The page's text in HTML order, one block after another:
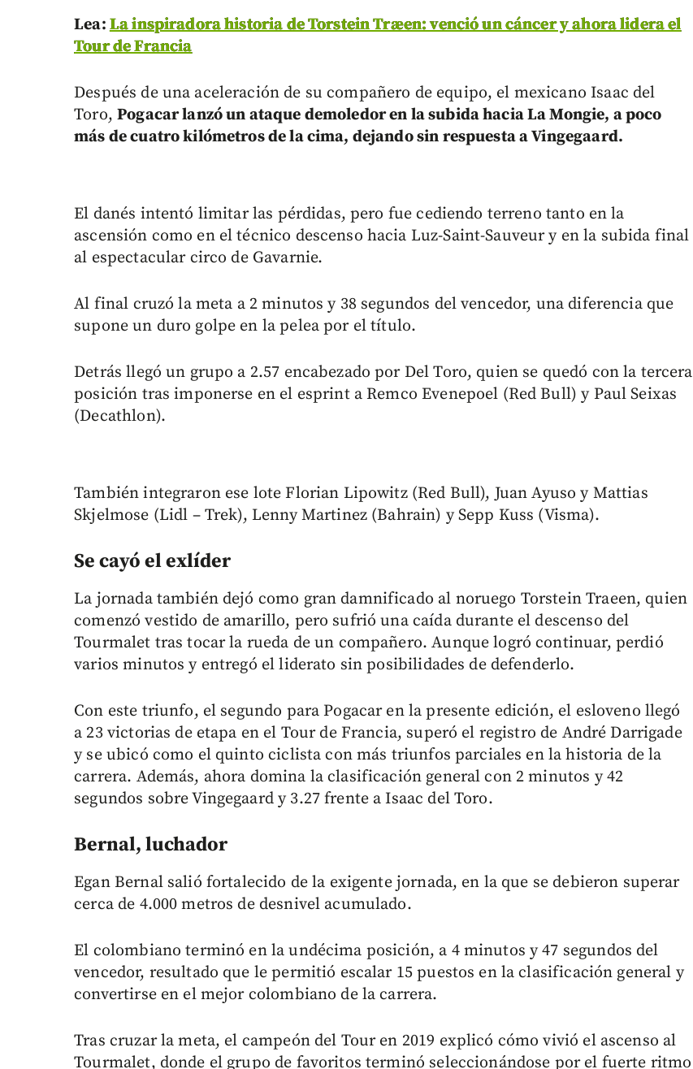
Lea:La inspiradora historia de Torstein Træen: venció un cáncer y ahora lidera el
Tour de Francia
Después de una aceleración de su compañero de equipo, el mexicano Isaac del
Toro,Pogacar lanzó un ataque demoledor en la subida hacia La Mongie, a poco
más de cuatro kilómetros de la cima, dejando sin respuesta a Vingegaard.
El danés intentó limitar las pérdidas, pero fue cediendo terreno tanto en la
ascensión como en el técnico descenso hacia Luz-Saint-Sauveur y en la subida final
al espectacular circo de Gavarnie.
Al final cruzó la meta a 2 minutos y 38 segundos del vencedor, una diferencia que
supone un duro golpe en la pelea por el título.
Detrás llegó un grupo a 2.57 encabezado por Del Toro, quien se quedó con la tercera
posición tras imponerse en el esprint a Remco Evenepoel (Red Bull) y Paul Seixas
(Decathlon).
También integraron ese lote Florian Lipowitz (Red Bull), Juan Ayuso y Mattias
Skjelmose (Lidl – Trek), Lenny Martinez (Bahrain) y Sepp Kuss (Visma).
Se cayó el exlíder
La jornada también dejó como gran damnificado al noruego Torstein Traeen, quien
comenzó vestido de amarillo, pero sufrió una caída durante el descenso del
Tourmalet tras tocar la rueda de un compañero. Aunque logró continuar, perdió
varios minutos y entregó el liderato sin posibilidades de defenderlo.
Con este triunfo, el segundo para Pogacar en la presente edición, el esloveno llegó
a 23 victorias de etapa en el Tour de Francia, superó el registro de André Darrigade
y se ubicó como el quinto ciclista con más triunfos parciales en la historia de la
carrera. Además, ahora domina la clasificación general con 2 minutos y 42
segundos sobre Vingegaard y 3.27 frente a Isaac del Toro.
Bernal, luchador
Egan Bernal salió fortalecido de la exigente jornada, en la que se debieron superar
cerca de 4.000 metros de desnivel acumulado.
El colombiano terminó en la undécima posición, a 4 minutos y 47 segundos del
vencedor, resultado que le permitió escalar 15 puestos en la clasificación general y
convertirse en el mejor colombiano de la carrera.
Tras cruzar la meta, el campeón del Tour en 2019 explicó cómo vivió el ascenso al
Tourmalet, donde el grupo de favoritos terminó seleccionándose por el fuerte ritmo